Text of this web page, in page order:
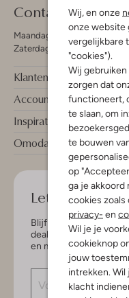
Wij, en onze
onze website
vergelijkbare
"cookies").
Wij
zorgen dat
functioneert,
te slaan, om
te bouwen
op
ga je akkoord
cookies zoals
privacy- en
Wil je je
cookieknop
jouw
intrekken.
klacht
Contact
Maandag - Vrijdag 09:00 -
Zaterdag 09:00 - 17:00 uur
Klantenservice
Account
Inspiratie
Omoda
Let's keep in
Blijf op de hoogte van
deals, speciaal voor
en maak kans op €